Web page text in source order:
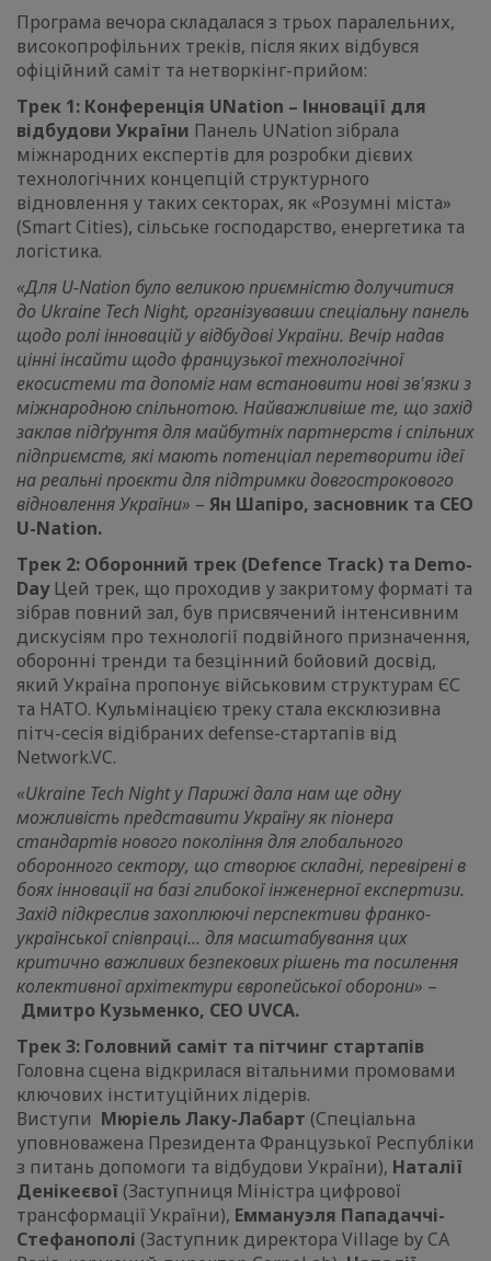
Програма вечора складалася з трьох паралельних,
високопрофільних треків, після яких відбувся
офіційний саміт та нетворкінг-прийом:
Трек 1: Конференція UNation – Інновації для
відбудови України Панель UNation зібрала
міжнародних експертів для розробки дієвих
технологічних концепцій структурного
відновлення у таких секторах, як «Розумні міста»
(Smart Cities), сільське господарство, енергетика та
логістика.
«Для U-Nation було великою приємністю долучитися
до Ukraine Tech Night, організувавши спеціальну панель
щодо ролі інновацій у відбудові України. Вечір надав
цінні інсайти щодо французької технологічної
екосистеми та допоміг нам встановити нові зв'язки з
міжнародною спільнотою. Найважливіше те, що захід
заклав підґрунтя для майбутніх партнерств і спільних
підприємств, які мають потенціал перетворити ідеї
на реальні проєкти для підтримки довгострокового
відновлення України» – Ян Шапіро, засновник та CEO
U-Nation.
Трек 2: Оборонний трек (Defence Track) та Demo-
DayЦей трек, що проходив у закритому форматі та
зібрав повний зал, був присвячений інтенсивним
дискусіям про технології подвійного призначення,
оборонні тренди та безцінний бойовий досвід,
який Україна пропонує військовим структурам ЄС
та НАТО. Кульмінацією треку стала ексклюзивна
пітч-сесія відібраних defense-стартапів від
Network.VC.
«Ukraine Tech Night у Парижі дала нам ще одну
можливість представити Україну як піонера
стандартів нового покоління для глобального
оборонного сектору, що створює складні, перевірені в
боях інновації на базі глибокої інженерної експертизи.
Захід підкреслив захоплюючі перспективи франко-
української співпраці... для масштабування цих
критично важливих безпекових рішень та посилення
колективної архітектури європейської оборони» –
Дмитро Кузьменко, CEO UVCA.
Трек 3: Головний саміт та пітчинг стартапів
Головна сцена відкрилася вітальними промовами
ключових інституційних лідерів.
Виступи Мюріель Лаку-Лабарт (Спеціальна
уповноважена Президента Французької Республіки
з питань допомоги та відбудови України), Наталії
Денікеєвої (Заступниця Міністра цифрової
трансформації України), Еммануэля Пападаччі-
Стефанополі (Заступник директора Village by CA